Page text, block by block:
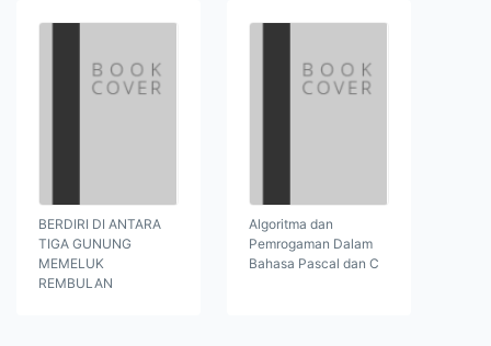
BERDIRI DI ANTARA
TIGA GUNUNG
MEMELUK
REMBULAN
Algoritma dan
Pemrogaman Dalam
Bahasa Pascal dan C